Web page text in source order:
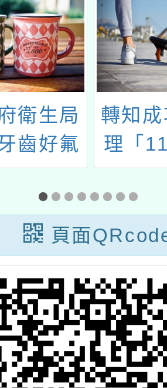
衛生局
齒好氟
碼抽禮
海報單
檔及活
請貴校
帶兒童
加抽獎
定時帶
塗氟服
轉知
理「
健康
畫－
教育
學校
語競
頁面